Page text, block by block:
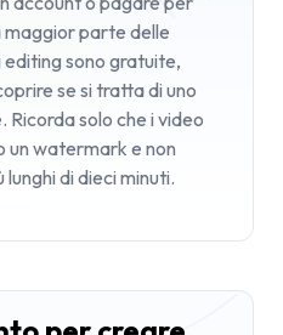
maggior parte delle
sono gratuite,
se si tratta di uno
solo che i video
un watermark e non
di dieci minuti.